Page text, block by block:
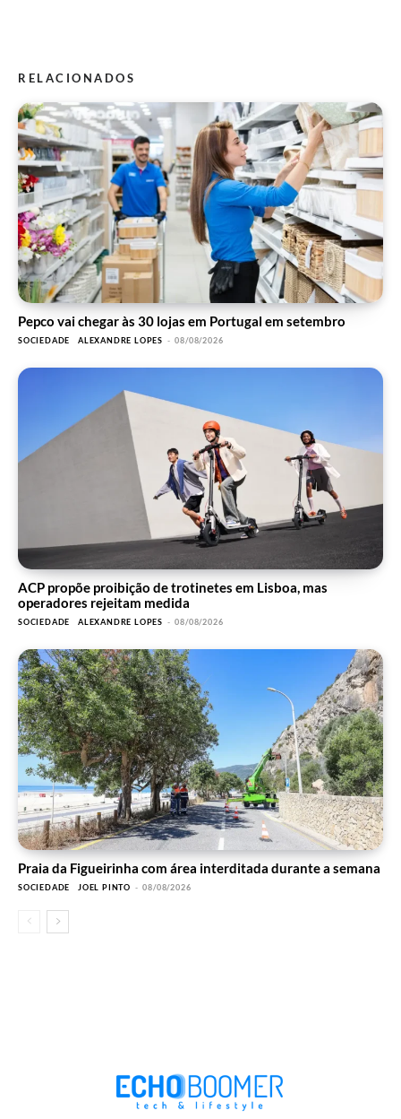
RELACIONADOS
Pepco vai chegar às 30 lojas em Portugal em setembro
SOCIEDADE ALEXANDRE LOPES - 08/08/2026
ACP propõe proibição de trotinetes em Lisboa, mas
operadores rejeitam medida
SOCIEDADE ALEXANDRE LOPES - 08/08/2026
Praia da Figueirinha com área interditada durante a semana
SOCIEDADE JOEL PINTO - 08/08/2026